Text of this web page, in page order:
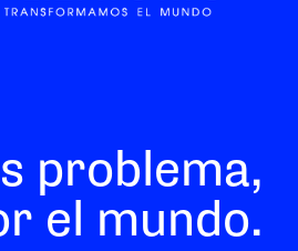
problema,
el mundo.